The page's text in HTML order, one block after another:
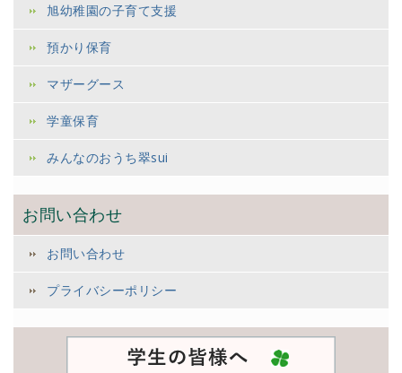
旭幼稚園の子育て支援
預かり保育
マザーグース
学童保育
みんなのおうち翠sui
お問い合わせ
お問い合わせ
プライバシーポリシー